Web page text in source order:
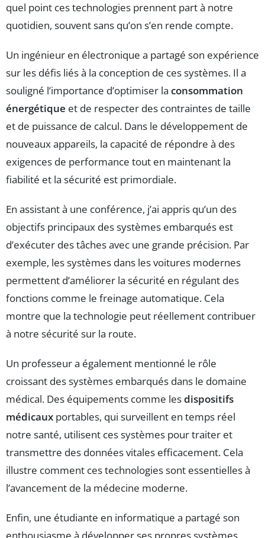
quel point ces technologies prennent part à notre
quotidien, souvent sans qu’on s’en rende compte.
Un ingénieur en électronique a partagé son expérience
sur les défis liés à la conception de ces systèmes. Il a
souligné l’importance d’optimiser la consommation
énergétique et de respecter des contraintes de taille
et de puissance de calcul. Dans le développement de
nouveaux appareils, la capacité de répondre à des
exigences de performance tout en maintenant la
fiabilité et la sécurité est primordiale.
En assistant à une conférence, j’ai appris qu’un des
objectifs principaux des systèmes embarqués est
d’exécuter des tâches avec une grande précision. Par
exemple, les systèmes dans les voitures modernes
permettent d’améliorer la sécurité en régulant des
fonctions comme le freinage automatique. Cela
montre que la technologie peut réellement contribuer
à notre sécurité sur la route.
Un professeur a également mentionné le rôle
croissant des systèmes embarqués dans le domaine
médical. Des équipements comme lesdispositifs
médicaux portables, qui surveillent en temps réel
notre santé, utilisent ces systèmes pour traiter et
transmettre des données vitales efficacement. Cela
illustre comment ces technologies sont essentielles à
l’avancement de la médecine moderne.
Enfin, une étudiante en informatique a partagé son